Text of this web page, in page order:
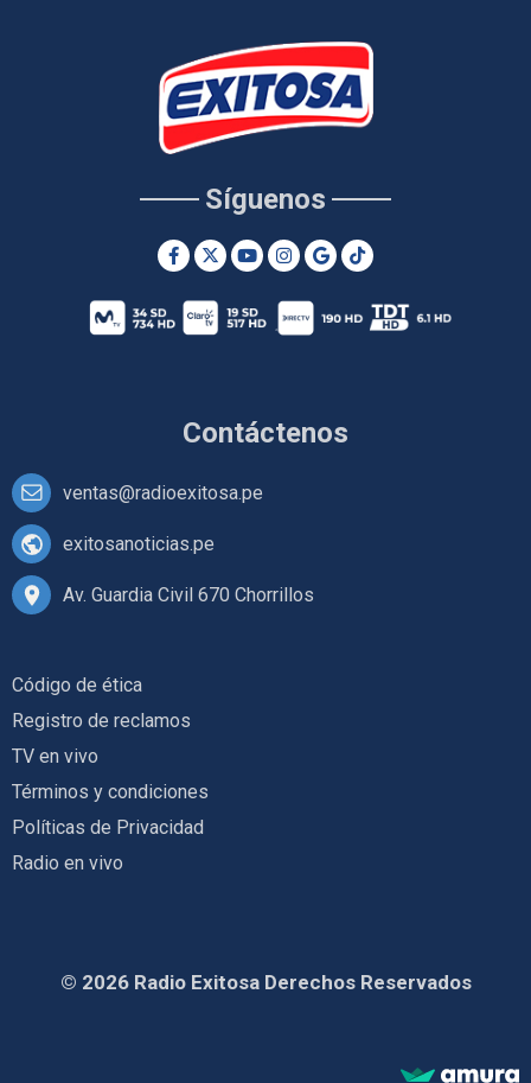
Contáctenos
ventas@radioexitosa.pe
exitosanoticias.pe
Av. Guardia Civil 670 Chorrillos
Síguenos
Código de ética
Registro de reclamos
TV en vivo
Términos y condiciones
Políticas de Privacidad
Radio en vivo
© 2026 Radio Exitosa Derechos Reservados